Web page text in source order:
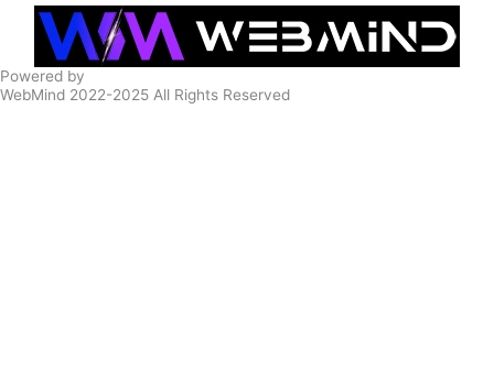
Powered by
WebMind 2022-2025 All Rights Reserved